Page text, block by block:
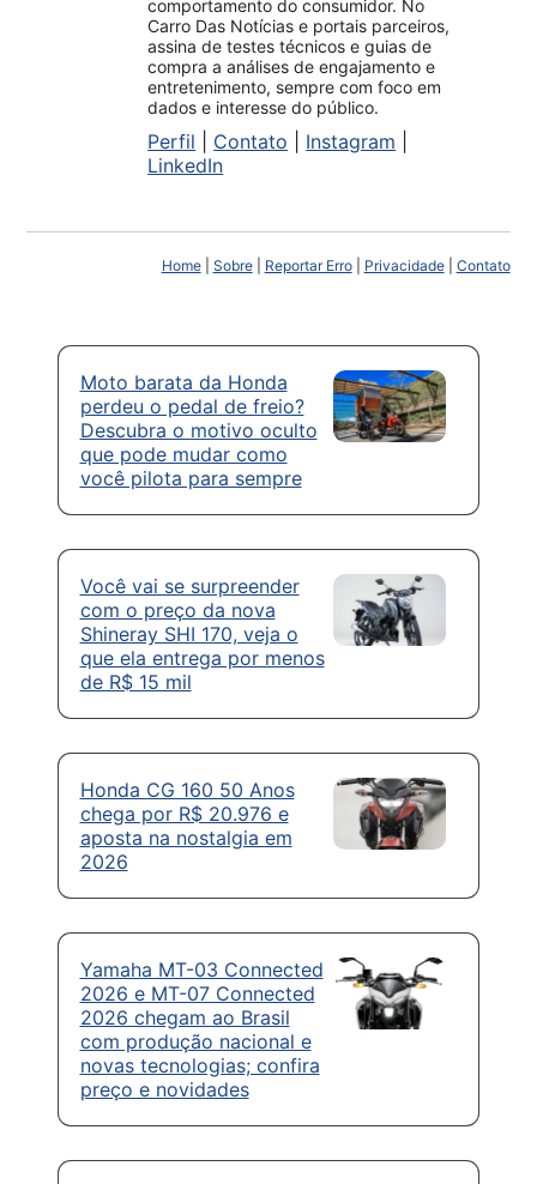
comportamento do consumidor. No
Carro Das Notícias e portais parceiros,
assina de testes técnicos e guias de
compra a análises de engajamento e
entretenimento, sempre com foco em
dados e interesse do público.
Perfil Contato Instagram
LinkedIn
Home| Sobre| Reportar Erro| Privacidade| Contato
Moto barata da Honda
perdeu o pedal de freio?
Descubra o motivo oculto
que pode mudar como
você pilota para sempre
Você vai se surpreender
com o preço da nova
Shineray SHI 170, veja o
que ela entrega por menos
de R$ 15 mil
Honda CG 160 50 Anos
chega por R$ 20.976 e
aposta na nostalgia em
2026
Yamaha MT-03 Connected
2026 e MT-07 Connected
2026 chegam ao Brasil
com produção nacional e
novas tecnologias; confira
preço e novidades